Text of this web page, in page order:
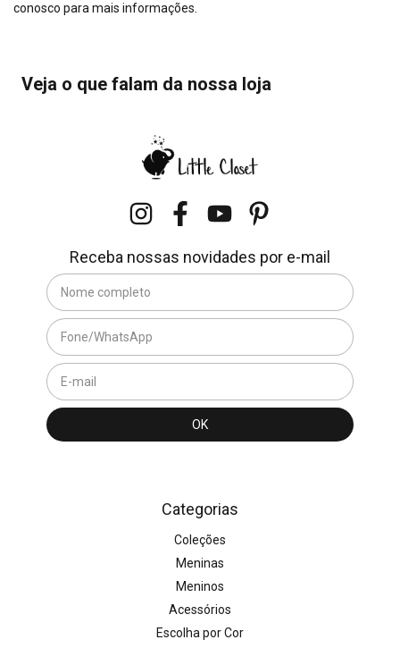
conosco para mais informações.
Veja o que falam da nossa loja
Receba nossas novidades por e-mail
Categorias
Coleções
Meninas
Meninos
Acessórios
Escolha por Cor